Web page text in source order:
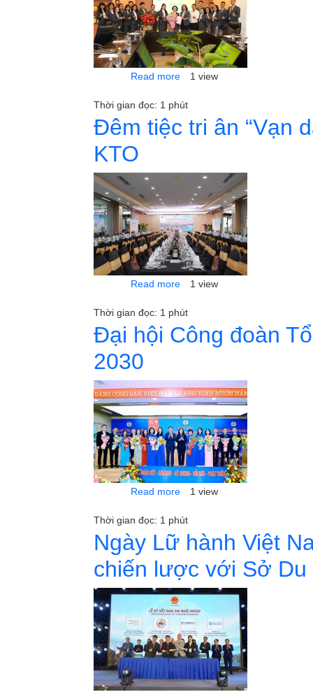
Read moreabout HANOITOURIST
1 view
Thời gian đọc: 1 phút
Đêm tiệc tri ân “Vạn
KTO
Read moreabout Đêm tiệc tri ân “Vạn
1 view
Thời gian đọc: 1 phút
Đại hội Công đoàn
2030
Read moreabout Đại hội Công đoàn
1 view
Thời gian đọc: 1 phút
Ngày Lữ hành Việt
chiến lược với Sở Du